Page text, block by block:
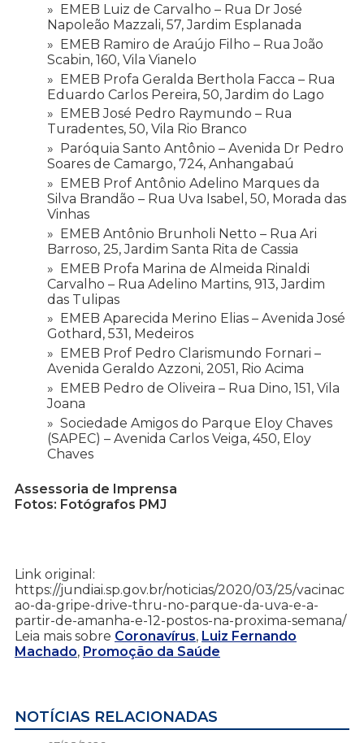
EMEB Luiz de Carvalho – Rua Dr José
Napoleão Mazzali, 57, Jardim Esplanada
EMEB Ramiro de Araújo Filho – Rua João
Scabin, 160, Vila Vianelo
EMEB Profa Geralda Berthola Facca – Rua
Eduardo Carlos Pereira, 50, Jardim do Lago
EMEB José Pedro Raymundo – Rua
Turadentes, 50, Vila Rio Branco
Paróquia Santo Antônio – Avenida Dr Pedro
Soares de Camargo, 724, Anhangabaú
EMEB Prof Antônio Adelino Marques da
Silva Brandão – Rua Uva Isabel, 50, Morada das
Vinhas
EMEB Antônio Brunholi Netto – Rua Ari
Barroso, 25, Jardim Santa Rita de Cassia
EMEB Profa Marina de Almeida Rinaldi
Carvalho – Rua Adelino Martins, 913, Jardim
das Tulipas
EMEB Aparecida Merino Elias – Avenida José
Gothard, 531, Medeiros
EMEB Prof Pedro Clarismundo Fornari –
Avenida Geraldo Azzoni, 2051, Rio Acima
EMEB Pedro de Oliveira – Rua Dino, 151, Vila
Joana
Sociedade Amigos do Parque Eloy Chaves
(SAPEC) – Avenida Carlos Veiga, 450, Eloy
Chaves
Assessoria de Imprensa
Fotos: Fotógrafos PMJ
Link original:
https://jundiai.sp.gov.br/noticias/2020/03/25/vacinac
ao-da-gripe-drive-thru-no-parque-da-uva-e-a-
partir-de-amanha-e-12-postos-na-proxima-semana/
Leia mais sobre Coronavírus, Luiz Fernando
Machado, Promoção da Saúde
NOTÍCIAS RELACIONADAS